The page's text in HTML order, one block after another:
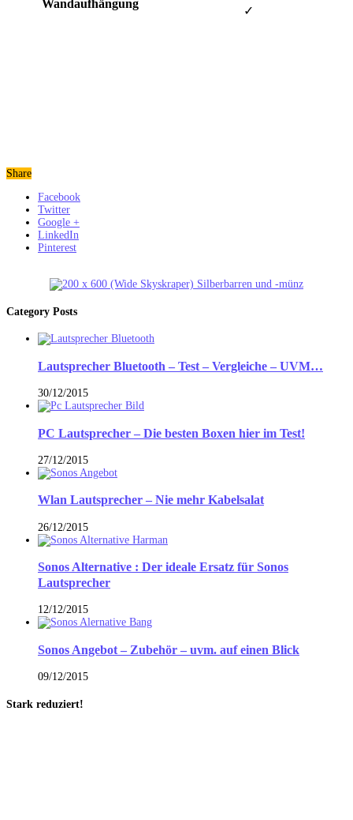
Wandaufhängung
✓
Share
Facebook
Twitter
Google +
LinkedIn
Pinterest
Category Posts
Lautsprecher Bluetooth – Test – Vergleiche – UVM…
30/12/2015
PC Lautsprecher – Die besten Boxen hier im Test!
27/12/2015
Wlan Lautsprecher – Nie mehr Kabelsalat
26/12/2015
Sonos Alternative : Der ideale Ersatz für Sonos
Lautsprecher
12/12/2015
Sonos Angebot – Zubehör – uvm. auf einen Blick
09/12/2015
Stark reduziert!